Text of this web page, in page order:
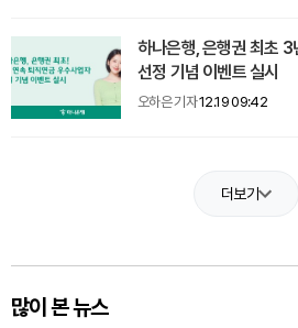
하나은행, 은행권 최초
선정 기념 이벤트 실시
오하은 기자12.19 09:42
더보기
많이 본 뉴스